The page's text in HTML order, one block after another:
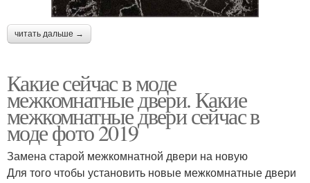
читать дальше →
Какие сейчас в моде
межкомнатные двери. Какие
межкомнатные двери сейчас в
моде фото 2019
Замена старой межкомнатной двери на новую
Для того чтобы установить новые межкомнатные двери